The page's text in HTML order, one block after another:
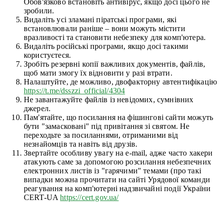
зробили.
Видаліть усі зламані піратські програми, які
встановлювали раніше – вони можуть містити
вразливості та становити небезпеку для комп'ютера.
Видаліть російські програми, якщо досі такими
користуєтеся.
Зробіть резервні копії важливих документів, файлів,
щоб мати змогу їх відновити у разі втрати.
Налаштуйте, де можливо, двофакторну автентифікацію
https://t.me/dsszzi_official/4304
Не завантажуйте файлів із невідомих, сумнівних
джерел.
Пам'ятайте, що посилання на фішингові сайти можуть
бути "замасковані" під привітання зі святом. Не
переходьте за посиланнями, отриманими від
незнайомців та навіть від друзів.
Звертайте особливу увагу на e-mail, адже часто хакери
атакують саме за допомогою розсилання небезпечних
електронних листів із "гарячими" темами (про такі
випадки можна прочитати на сайті Урядової команди
реагування на комп'ютерні надзвичайні події України
CERT-UAhttps://cert.gov.ua/